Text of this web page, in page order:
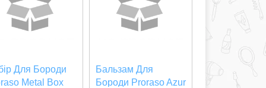
Для Бороди
Metal Box
Бальзам Для
Бороди Proraso Azur